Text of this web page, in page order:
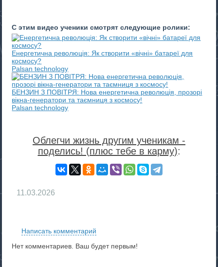
С этим видео ученики смотрят следующие ролики:
Енергетична революція: Як створити «вічні» батареї для
космосу?
Palsan technology
БЕНЗИН З ПОВІТРЯ: Нова енергетична революція, прозорі
вікна-генератори та таємниця з космосу!
Palsan technology
Облегчи жизнь другим ученикам -
поделись! (плюс тебе в карму):
11.03.2026
Написать комментарий
Нет комментариев. Ваш будет первым!